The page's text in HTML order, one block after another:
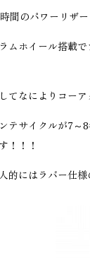
間のパワーリザー
ムホイール搭載
てなによりコーア
テサイクルが7～
！！！
的にはラバー仕